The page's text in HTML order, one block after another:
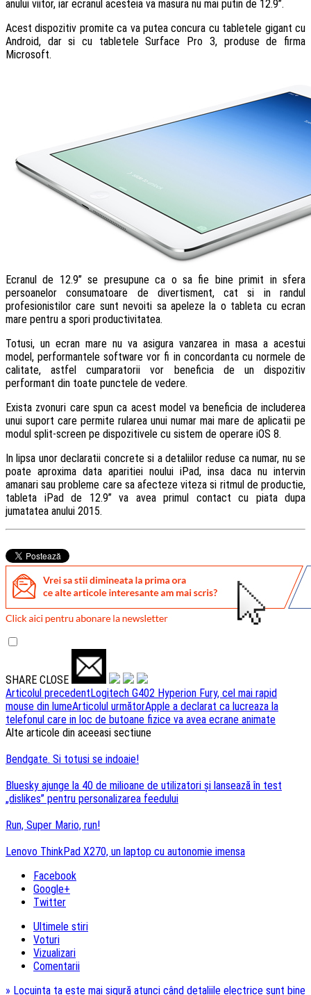
anului viitor, iar ecranul acesteia va masura nu mai putin de 12.9”.
Acest dispozitiv promite ca va putea concura cu tabletele gigant cu
Android, dar si cu tabletele Surface Pro 3, produse de firma
Microsoft.
Ecranul de 12.9” se presupune ca o sa fie bine primit in sfera
persoanelor consumatoare de divertisment, cat si in randul
profesionistilor care sunt nevoiti sa apeleze la o tableta cu ecran
mare pentru a spori productivitatea.
Totusi, un ecran mare nu va asigura vanzarea in masa a acestui
model, performantele software vor fi in concordanta cu normele de
calitate, astfel cumparatorii vor beneficia de un dispozitiv
performant din toate punctele de vedere.
Exista zvonuri care spun ca acest model va beneficia de includerea
unui suport care permite rularea unui numar mai mare de aplicatii pe
modul split-screen pe dispozitivele cu sistem de operare iOS 8.
In lipsa unor declaratii concrete si a detaliilor reduse ca numar, nu se
poate aproxima data aparitiei noului iPad, insa daca nu intervin
amanari sau probleme care sa afecteze viteza si ritmul de productie,
tableta iPad de 12.9” va avea primul contact cu piata dupa
jumatatea anului 2015.
SHARE CLOSE
Navigare
articole
Articolul precedentLogitech G402 Hyperion Fury, cel mai rapid
mouse din lumeArticolul următorApple a declarat ca lucreaza la
telefonul care in loc de butoane fizice va avea ecrane animate
Alte articole din aceeasi sectiune
Bendgate. Si totusi se indoaie!
Bluesky ajunge la 40 de milioane de utilizatori și lansează în test
„dislikes” pentru personalizarea feedului
Run, Super Mario, run!
Lenovo ThinkPad X270, un laptop cu autonomie imensa
Facebook
Google+
Twitter
Ultimele stiri
Voturi
Vizualizari
Comentarii
» Locuința ta este mai sigură atunci când detaliile electrice sunt bine